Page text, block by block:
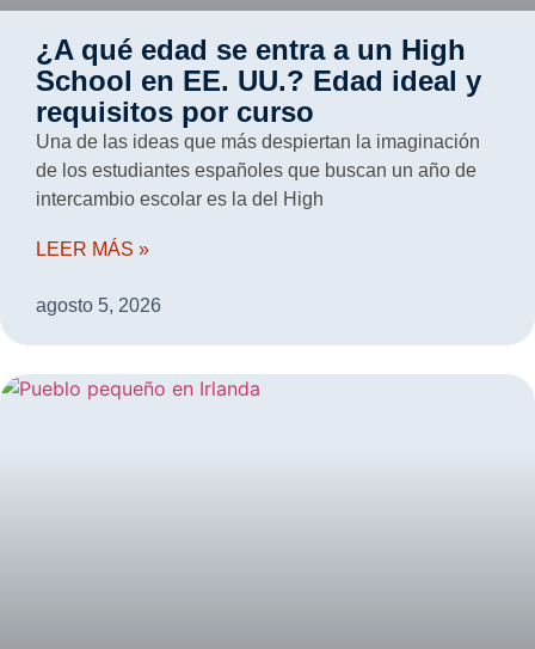
¿A qué edad se entra a un High
School en EE. UU.? Edad ideal y
requisitos por curso
Una de las ideas que más despiertan la imaginación
de los estudiantes españoles que buscan un año de
intercambio escolar es la del High
LEER MÁS »
agosto 5, 2026